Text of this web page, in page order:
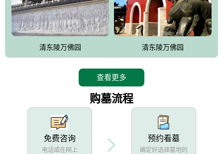
合服务设施，服务于陵园经营，使企业的多元化经营项目相互依
托、相互促进，园区绿化覆盖率达90%。
设计建造各种墓地墓位3万个；主体建筑金宝塔，墓位容量8万个，
能适应不同消费阶层的需求，为客户提供墓碑设计制作服务、特色
清东陵万佛园 清东陵万佛园
查看更多
购墓流程
免费咨询
电话或在网上
预约看墓
确定好选择墓地的